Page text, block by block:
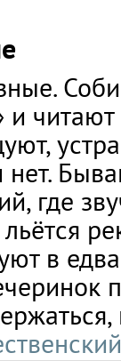
и
где
в